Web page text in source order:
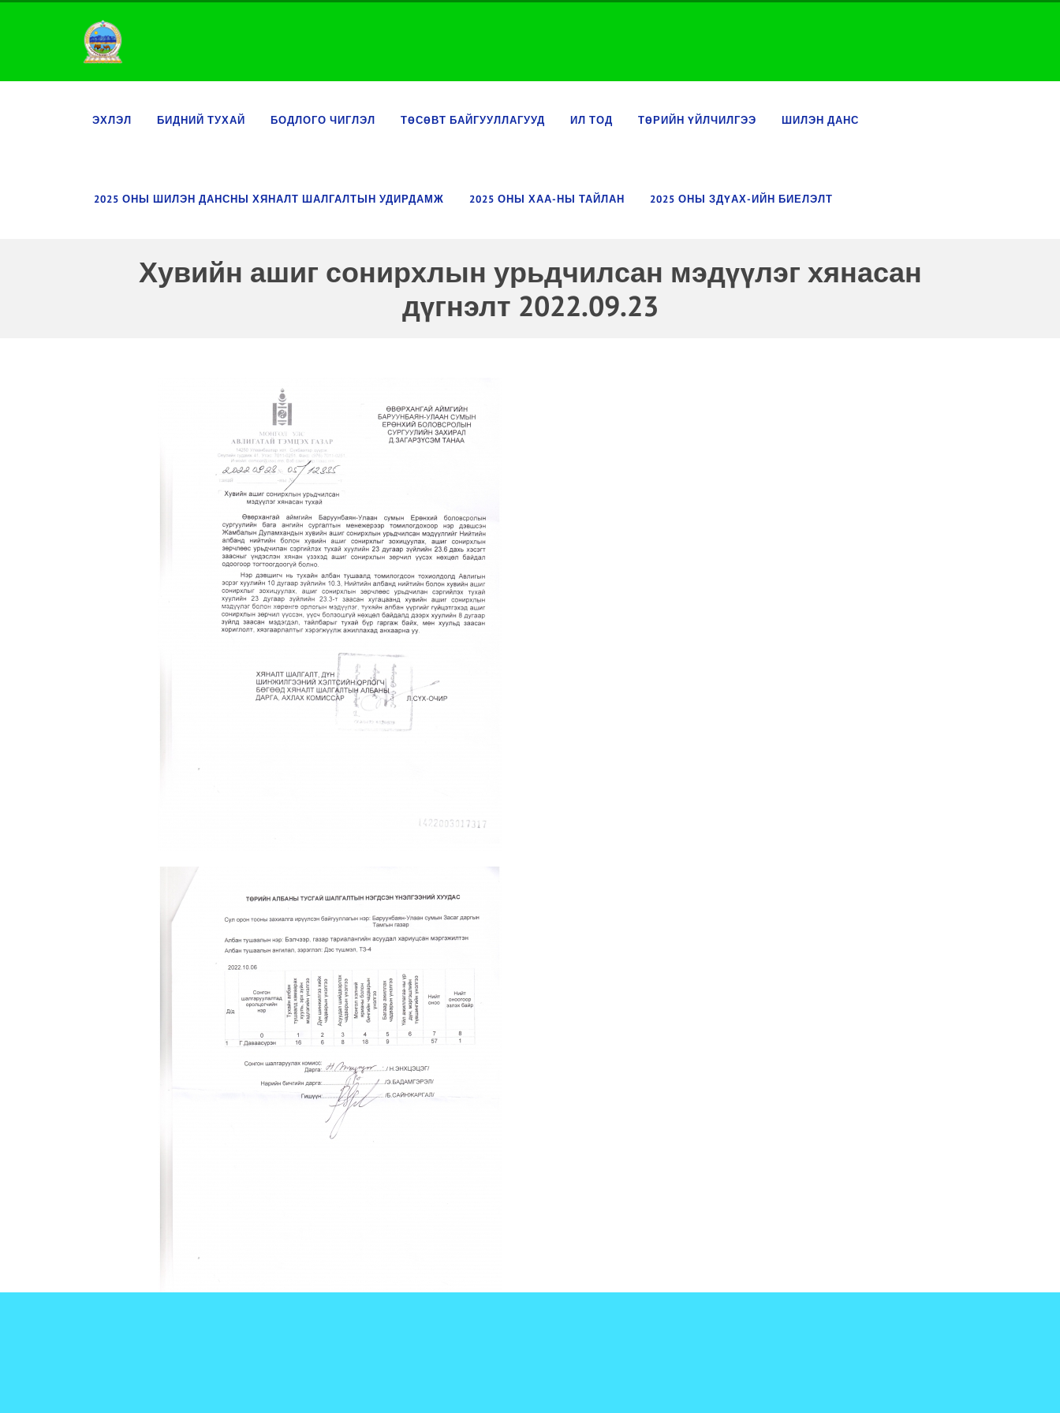
ЭХЛЭЛ БИДНИЙ ТУХАЙ БОДЛОГО ЧИГЛЭЛ ТӨСӨВТ БАЙГУУЛЛАГУУД ИЛ ТОД ТӨРИЙН ҮЙЛЧИЛГЭЭ ШИЛЭН ДАНС
2025 ОНЫ ШИЛЭН ДАНСНЫ ХЯНАЛТ ШАЛГАЛТЫН УДИРДАМЖ 2025 ОНЫ ХАА-НЫ ТАЙЛАН 2025 ОНЫ ЗДҮАХ-ИЙН БИЕЛЭЛТ
Хувийн ашиг сонирхлын урьдчилсан мэдүүлэг хянасан
дүгнэлт 2022.09.23